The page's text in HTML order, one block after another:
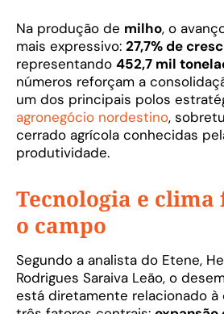
Na produção de milho, o
mais expressivo: 27,7% de
representando 452,7 mil
números reforçam a
um dos principais polos
agronegócio nordestino,
cerrado agrícola conhecidas
produtividade.
Tecnologia e clima
o campo
Segundo a analista do Etene,
Rodrigues Saraiva Leão, o
está diretamente relacionado à